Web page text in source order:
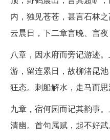
内，独见苍苍，甚言石林
云晨日，下二章言晚、言夜
八章，因水府而旁记游迹
游，留连累日，故柳渚昆
狂态。刺船解水，走马而思
九章，宿何园而记其韵事
清幽。首句属赋，起不好武